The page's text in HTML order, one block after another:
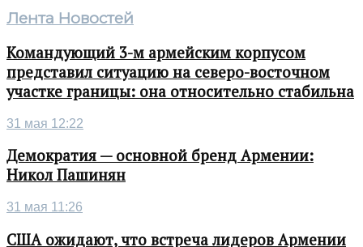
Лента Новостей
Командующий 3-м армейским корпусом
представил ситуацию на северо-восточном
участке границы: она относительно стабильна
31 мая 12:22
Демократия — основной бренд Армении:
Никол Пашинян
31 мая 11:26
США ожидают, что встреча лидеров Армении